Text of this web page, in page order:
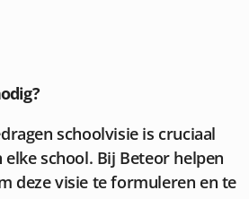
schoolvisie is cruciaal
school. Bij Beteor helpen
deze visie te formuleren en te